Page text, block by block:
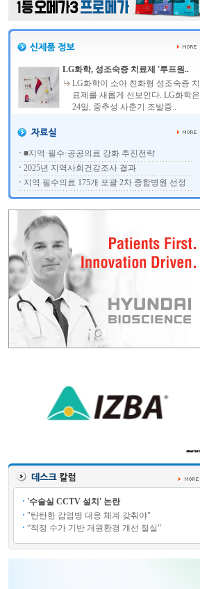
LG화학, 성조숙증 치료제 '루프원..
LG화학이 소아 친화형 성조숙증 치
료제를 새롭게 선보인다. LG화학은
24일, 중추성 사춘기 조발증..
■지역·필수·공공의료 강화 추진전략
2025년 지역사회건강조사 결과
지역 필수의료 175개 포괄 2차 종합병원 선정
'수술실 CCTV 설치' 논란
"탄탄한 감염병 대응 체계 갖춰야"
“적정 수가 기반 개원환경 개선 절실”